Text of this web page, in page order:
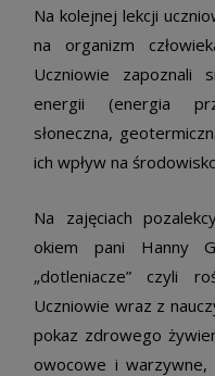
Na kolejnej lekcji
na organizm
Uczniowie zapoznali
energii (energia
słoneczna,
ich wpływ na
Na zajęciach
okiem pani Hanny
„dotleniacze” czyli
Uczniowie wraz z
pokaz zdrowego
owocowe i